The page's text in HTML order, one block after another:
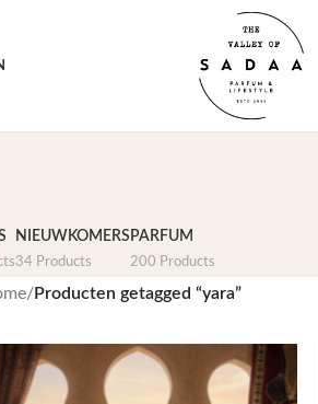
30% Korting voor jou
NIEUWKOMERS
34 Products
PARFUM
200 Products
/Producten getagged “yara”